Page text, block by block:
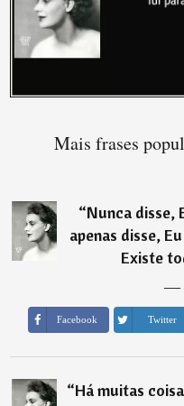
Mais frases
“Nunca disse,
apenas disse,
Existe
―
Facebook Twitter
“Há muitas